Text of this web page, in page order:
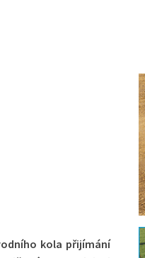
kola přijímání